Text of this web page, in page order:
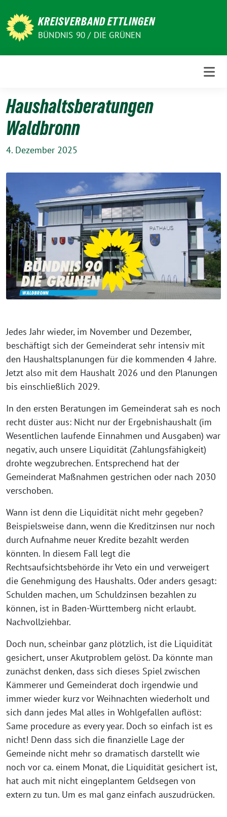
zum
Inhalt
KREISVERBAND ETTLINGEN
BÜNDNIS 90 / DIE GRÜNEN
Haushaltsberatungen
Waldbronn
4. Dezember 2025
Jedes Jahr wieder, im November und Dezember,
beschäftigt sich der Gemeinderat sehr intensiv mit
den Haushaltsplanungen für die kommenden 4 Jahre.
Jetzt also mit dem Haushalt 2026 und den Planungen
bis einschließlich 2029.
In den ersten Beratungen im Gemeinderat sah es noch
recht düster aus: Nicht nur der Ergebnishaushalt (im
Wesentlichen laufende Einnahmen und Ausgaben) war
negativ, auch unsere Liquidität (Zahlungsfähigkeit)
drohte wegzubrechen. Entsprechend hat der
Gemeinderat Maßnahmen gestrichen oder nach 2030
verschoben.
Wann ist denn die Liquidität nicht mehr gegeben?
Beispielsweise dann, wenn die Kreditzinsen nur noch
durch Aufnahme neuer Kredite bezahlt werden
könnten. In diesem Fall legt die
Rechtsaufsichtsbehörde ihr Veto ein und verweigert
die Genehmigung des Haushalts. Oder anders gesagt:
Schulden machen, um Schuldzinsen bezahlen zu
können, ist in Baden-Württemberg nicht erlaubt.
Nachvollziehbar.
Doch nun, scheinbar ganz plötzlich, ist die Liquidität
gesichert, unser Akutproblem gelöst. Da könnte man
zunächst denken, dass sich dieses Spiel zwischen
Kämmerer und Gemeinderat doch irgendwie und
immer wieder kurz vor Weihnachten wiederholt und
sich dann jedes Mal alles in Wohlgefallen auflöst:
Same procedure as every year. Doch so einfach ist es
nicht! Denn dass sich die finanzielle Lage der
Gemeinde nicht mehr so dramatisch darstellt wie
noch vor ca. einem Monat, die Liquidität gesichert ist,
hat auch mit nicht eingeplantem Geldsegen von
extern zu tun. Um es mal ganz einfach auszudrücken.